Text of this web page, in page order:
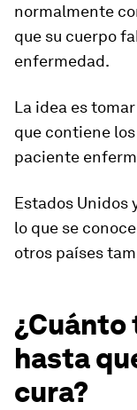
normalmente
que su cuerpo
enfermedad.
La idea es
que contiene
paciente
Estados Unidos
lo que se
otros países
¿Cuánto
hasta
cura?